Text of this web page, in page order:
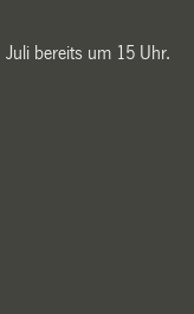
Juli bereits um 15 Uhr.